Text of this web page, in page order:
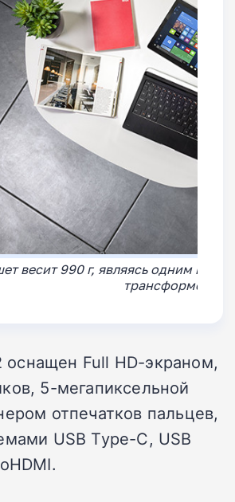
весит 990 г, являясь одним из
трансформеров
оснащен Full HD-экраном,
5-мегапиксельной
отпечатков пальцев,
USB Type-C, USB